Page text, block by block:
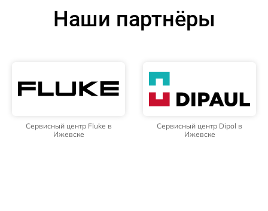
Наши партнёры
Сервисный центр Fluke в
Ижевске
Сервисный центр Dipol в
Ижевске